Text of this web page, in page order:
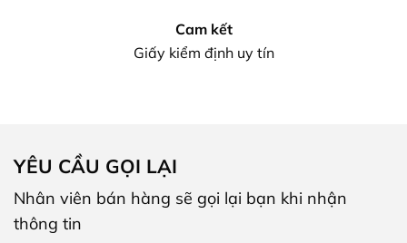
Cam kết
Giấy kiểm định uy tín
YÊU CẦU GỌI LẠI
Nhân viên bán hàng sẽ gọi lại bạn khi nhận
thông tin